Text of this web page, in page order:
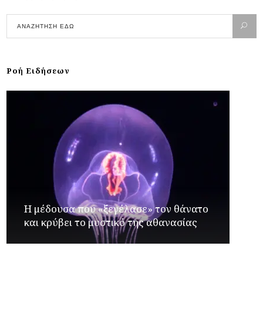
Ροή Ειδήσεων
Η μέδουσα που «ξεγέλασε» τον θάνατο
και κρύβει το μυστικό της αθανασίας